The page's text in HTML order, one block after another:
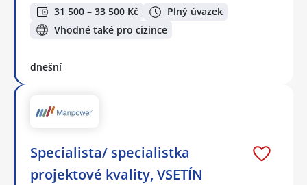
31 500 – 33 500 Kč
Plný úvazek
Vhodné také pro cizince
dnešní
Specialista/ specialistka
projektové kvality, VSETÍN